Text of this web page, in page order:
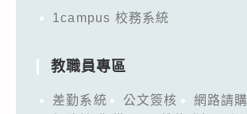
1campus 校務系統
教職員專區
差勤系統 公文簽核
網路請購